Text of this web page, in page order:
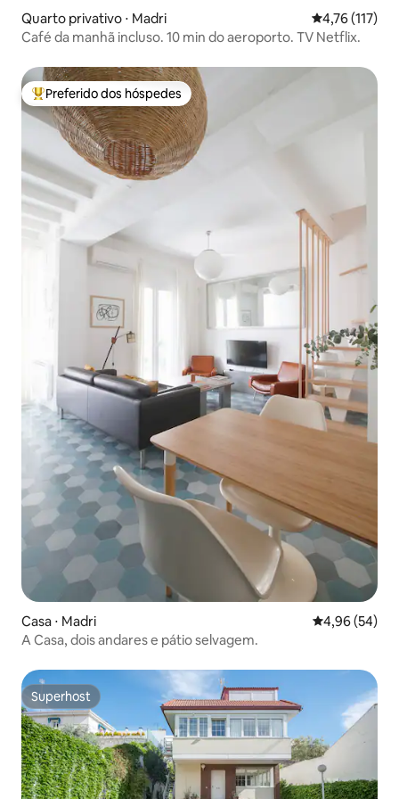
Quarto privativo ⋅ Madri 4,76 de uma
4,76 (117)
Café da manhã incluso. 10 min do aeroporto. TV Netflix.
Entre os melhores preferidos dos hóspedes
Preferido dos hóspedes
Casa ⋅ Madri 4,96 de uma
4,96 (54)
A Casa, dois andares e pátio selvagem.
Superhost
Superhost